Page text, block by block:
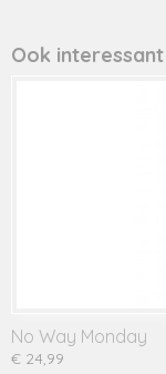
Ook interessant
No Way Monday
€ 24,99